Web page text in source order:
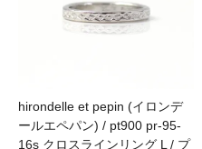
hirondelle et pepin (イロンデ
ールエペパン) / pt900 pr-95-
16s クロスラインリング L / プ